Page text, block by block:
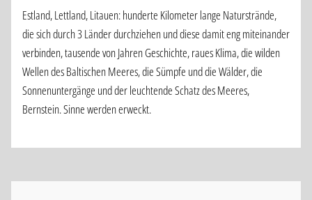
Estland, Lettland, Litauen: hunderte Kilometer lange Naturstrände,
die sich durch 3 Länder durchziehen und diese damit eng miteinander
verbinden, tausende von Jahren Geschichte, raues Klima, die wilden
Wellen des Baltischen Meeres, die Sümpfe und die Wälder, die
Sonnenuntergänge und der leuchtende Schatz des Meeres,
Bernstein. Sinne werden erweckt.